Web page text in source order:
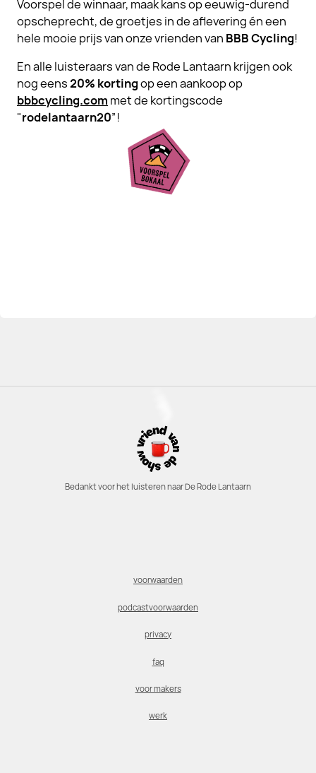
Voorspel de winnaar, maak kans op eeuwig-durend
opscheprecht, de groetjes in de aflevering én een
hele mooie prijs van onze vrienden van BBB Cycling!
En alle luisteraars van de Rode Lantaarn krijgen ook
nog eens20% kortingop een aankoop op
bbbcycling.com met de kortingscode
"rodelantaarn20”!
Bedankt voor het luisteren naar De Rode Lantaarn
voorwaarden
podcastvoorwaarden
privacy
faq
voor makers
werk